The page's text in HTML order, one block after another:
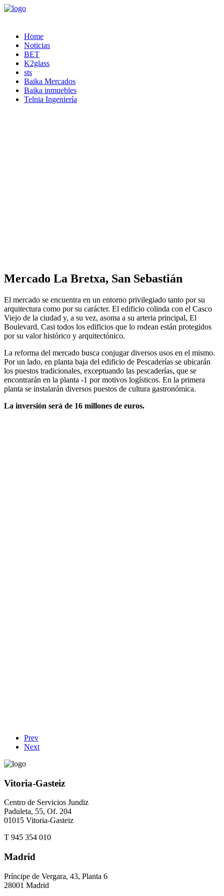
Home
Noticias
BET
K2glass
sts
Baika Mercados
Baika inmuebles
Telnia Ingeniería
Mercado La Bretxa, San Sebastián
El mercado se encuentra en un entorno privilegiado tanto por su
arquitectura como por su carácter. El edificio colinda con el Casco
Viejo de la ciudad y, a su vez, asoma a su arteria principal, El
Boulevard. Casi todos los edificios que lo rodean están protegidos
por su valor histórico y arquitectónico.
La reforma del mercado busca conjugar diversos usos en el mismo.
Por un lado, en planta baja del edificio de Pescaderías se ubicarán
los puestos tradicionales, exceptuando las pescaderías, que se
encontrarán en la planta -1 por motivos logísticos. En la primera
planta se instalarán diversos puestos de cultura gastronómica.
La inversión será de 16 millones de euros.
Prev
Next
Vitoria-Gasteiz
Centro de Servicios Jundiz
Paduleta, 55, Of. 204
01015 Vitoria-Gasteiz
T 945 354 010
Madrid
Príncipe de Vergara, 43, Planta 6
28001 Madrid